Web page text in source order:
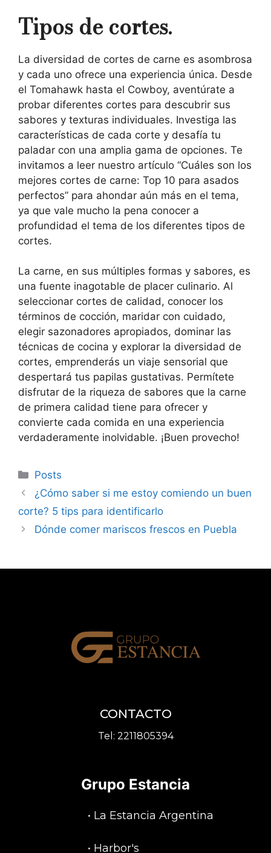
Tipos de cortes.
La diversidad de cortes de carne es asombrosa
y cada uno ofrece una experiencia única. Desde
el Tomahawk hasta el Cowboy, aventúrate a
probar diferentes cortes para descubrir sus
sabores y texturas individuales. Investiga las
características de cada corte y desafía tu
paladar con una amplia gama de opciones. Te
invitamos a leer nuestro artículo “Cuáles son los
mejores cortes de carne: Top 10 para asados
perfectos” para ahondar aún más en el tema,
ya que vale mucho la pena conocer a
profundidad el tema de los diferentes tipos de
cortes.
La carne, en sus múltiples formas y sabores, es
una fuente inagotable de placer culinario. Al
seleccionar cortes de calidad, conocer los
términos de cocción, maridar con cuidado,
elegir sazonadores apropiados, dominar las
técnicas de cocina y explorar la diversidad de
cortes, emprenderás un viaje sensorial que
despertará tus papilas gustativas. Permítete
disfrutar de la riqueza de sabores que la carne
de primera calidad tiene para ofrecer y
convierte cada comida en una experiencia
verdaderamente inolvidable. ¡Buen provecho!
Categorías
Posts
¿Cómo saber si me estoy comiendo un buen
corte? 5 tips para identificarlo
Dónde comer mariscos frescos en Puebla
CONTACTO
Tel: 2211805394
Grupo Estancia
• La Estancia Argentina
• Harbor's